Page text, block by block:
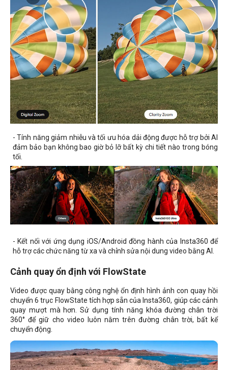
- Tính năng giảm nhiễu và tối ưu hóa dải động được hỗ trợ bởi AI
đảm bảo bạn không bao giờ bỏ lỡ bất kỳ chi tiết nào trong bóng
tối.
- Kết nối với ứng dụng iOS/Android đồng hành của Insta360 để
hỗ trợ các chức năng từ xa và chỉnh sửa nội dung video bằng AI.
Cảnh quay ổn định với FlowState
Video được quay bằng công nghệ ổn định hình ảnh con quay hồi
chuyển 6 trục FlowState tích hợp sẵn của Insta360, giúp các cảnh
quay mượt mà hơn. Sử dụng tính năng khóa đường chân trời
360° để giữ cho video luôn nằm trên đường chân trời, bất kể
chuyển động.